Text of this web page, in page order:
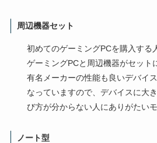
周辺機器セット
初めてのゲーミングPCを購入する
ゲーミングPCと周辺機器がセット
有名メーカーの性能も良いデバイ
なっていますので、デバイスに大
び方が分からない人にありがたい
ノート型